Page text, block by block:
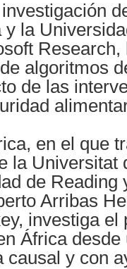
la
algoritmos
de las
en el que
la Universitat
de Reading
Arribas
investiga el
África desde
causal y con